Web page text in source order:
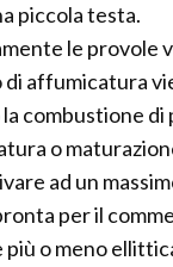
piccola testa.
le provole
di affumicatura
combustione di
o
ad un
per il
più o meno